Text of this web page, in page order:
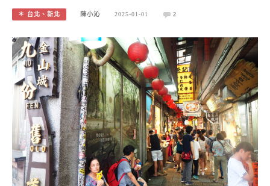
＊ 台北、新北 陳小沁 2025-01-01 2